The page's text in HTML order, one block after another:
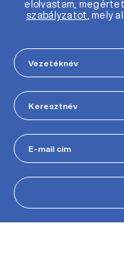
elolvastam,
szabályzatot , mely